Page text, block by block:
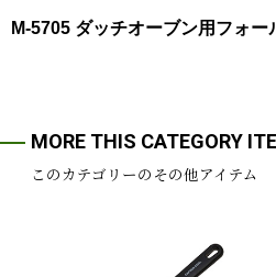
M-5705 ダッチオーブン用フォー
MORE THIS CATEGORY
このカテゴリーのその他アイテム